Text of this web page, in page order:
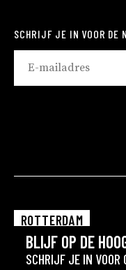
BLIJF OP DE
SCHRIJF JE IN VOOR
SCHRIJF JE IN VOOR DE
ROTTERDAM
EINDHOVEN